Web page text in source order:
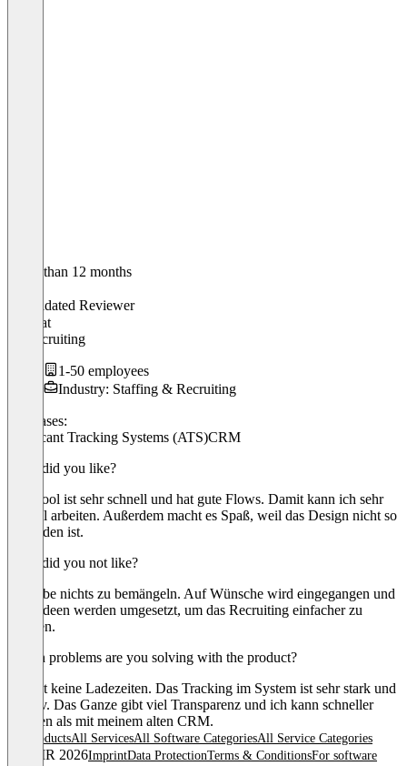
Older than 12 months
Validated Reviewer
at
bjj Recruiting
1-50 employees
Industry: Staffing & Recruiting
Use cases:
Applicant Tracking Systems (ATS)CRM
What did you like?
Das Tool ist sehr schnell und hat gute Flows. Damit kann ich sehr
schnell arbeiten. Außerdem macht es Spaß, weil das Design nicht so
überladen ist.
What did you not like?
Ich habe nichts zu bemängeln. Auf Wünsche wird eingegangen und
viele Ideen werden umgesetzt, um das Recruiting einfacher zu
machen.
Which problems are you solving with the product?
Es gibt keine Ladezeiten. Das Tracking im System ist sehr stark und
intuitiv. Das Ganze gibt viel Transparenz und ich kann schneller
arbeiten als mit meinem alten CRM.
All productsAll ServicesAll Software CategoriesAll Service Categories
© OMR 2026ImprintData ProtectionTerms & ConditionsFor software